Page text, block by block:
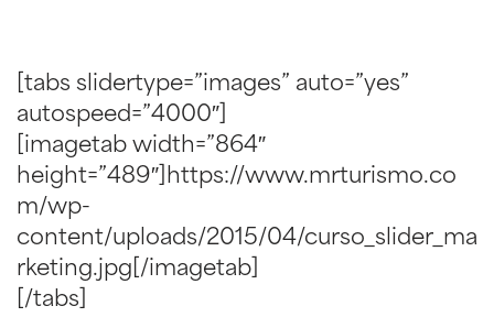
[tabs slidertype=”images” auto=”yes”
autospeed=”4000″]
[imagetab width=”864″
height=”489″]https://www.mrturismo.co
m/wp-
content/uploads/2015/04/curso_slider_ma
rketing.jpg[/imagetab]
[/tabs]